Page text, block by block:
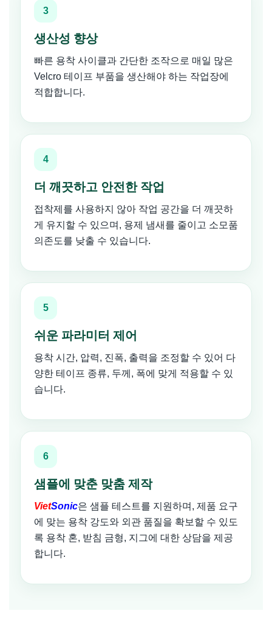
3
생산성 향상
빠른 용착 사이클과 간단한 조작으로 매일 많은
Velcro 테이프 부품을 생산해야 하는 작업장에
적합합니다.
4
더 깨끗하고 안전한 작업
접착제를 사용하지 않아 작업 공간을 더 깨끗하
게 유지할 수 있으며, 용제 냄새를 줄이고 소모품
의존도를 낮출 수 있습니다.
5
쉬운 파라미터 제어
용착 시간, 압력, 진폭, 출력을 조정할 수 있어 다
양한 테이프 종류, 두께, 폭에 맞게 적용할 수 있
습니다.
6
샘플에 맞춘 맞춤 제작
VietSonic은 샘플 테스트를 지원하며, 제품 요구
에 맞는 용착 강도와 외관 품질을 확보할 수 있도
록 용착 혼, 받침 금형, 지그에 대한 상담을 제공
합니다.